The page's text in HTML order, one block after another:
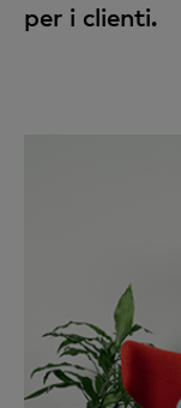
per i clienti.